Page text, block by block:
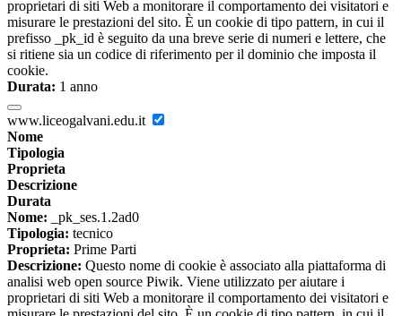
proprietari di siti Web a monitorare il comportamento dei visitatori e
misurare le prestazioni del sito. È un cookie di tipo pattern, in cui il
prefisso _pk_id è seguito da una breve serie di numeri e lettere, che
si ritiene sia un codice di riferimento per il dominio che imposta il
cookie.
Durata: 1 anno
www.liceogalvani.edu.it
Nome
Tipologia
Proprieta
Descrizione
Durata
Nome: _pk_ses.1.2ad0
Tipologia: tecnico
Proprieta: Prime Parti
Descrizione: Questo nome di cookie è associato alla piattaforma di
analisi web open source Piwik. Viene utilizzato per aiutare i
proprietari di siti Web a monitorare il comportamento dei visitatori e